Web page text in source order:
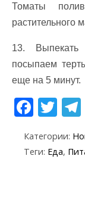
Томаты
растительного
13. Выпекать
посыпаем
еще на 5 минут.
F
ac
e
b
T
w
itt
er
Категории:
Теги: Еда,